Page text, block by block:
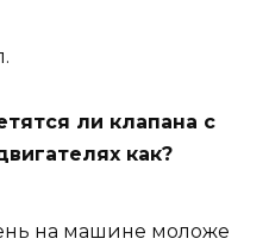
ли клапана с
как?
на машине моложе